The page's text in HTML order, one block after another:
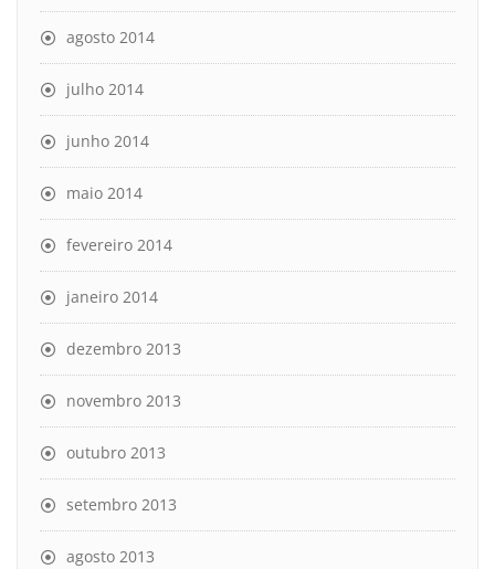
agosto 2014
julho 2014
junho 2014
maio 2014
fevereiro 2014
janeiro 2014
dezembro 2013
novembro 2013
outubro 2013
setembro 2013
agosto 2013